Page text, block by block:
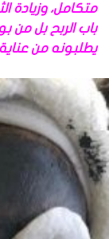
متكامل، وزيادة
باب الربح بل من
يطلبونه من